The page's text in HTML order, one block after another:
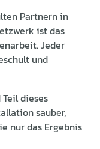
Partnern in
ist das
Jeder
und
dieses
sauber,
nur das Ergebnis